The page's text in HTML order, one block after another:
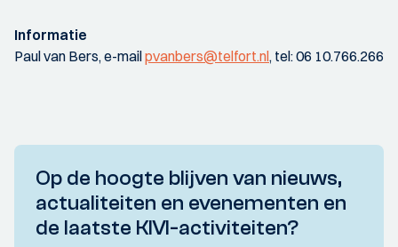
Informatie
Paul van Bers, e-mailpvanbers@telfort.nl, tel: 06 10.766.266
Op de hoogte blijven van nieuws,
actualiteiten en evenementen en
de laatste KIVI-activiteiten?